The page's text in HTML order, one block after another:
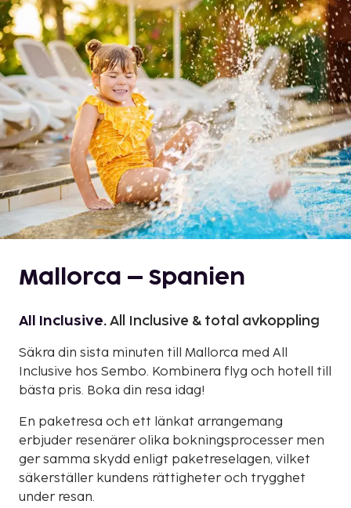
Mallorca – Spanien
All Inclusive.All Inclusive & total avkoppling
Säkra din sista minuten till Mallorca med All
Inclusive hos Sembo. Kombinera flyg och hotell till
bästa pris. Boka din resa idag!
En paketresa och ett länkat arrangemang
erbjuder resenärer olika bokningsprocesser men
ger samma skydd enligt paketreselagen, vilket
säkerställer kundens rättigheter och trygghet
under resan.